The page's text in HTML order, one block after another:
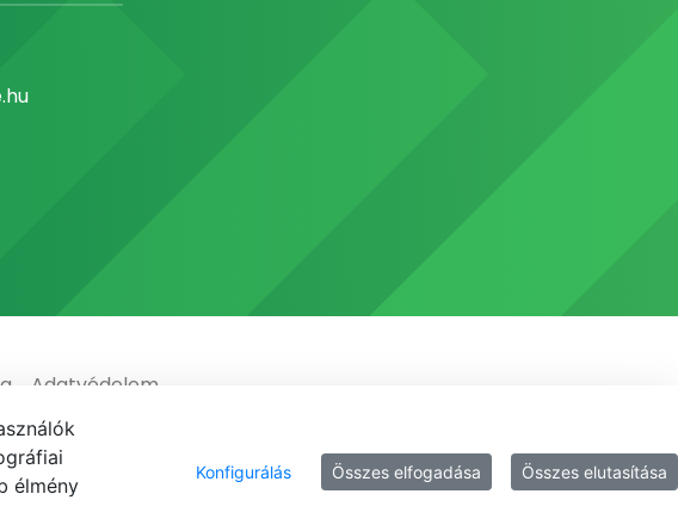
Adatvédelem
élmény
Konfigurálás Összes elfogadása Összes elutasítása